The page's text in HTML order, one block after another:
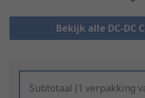
Bekijk alle DC-DC
Subtotaal (1 verpakking